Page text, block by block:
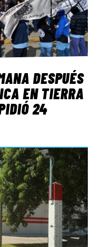
DESPUÉS
EN TIERRA
24